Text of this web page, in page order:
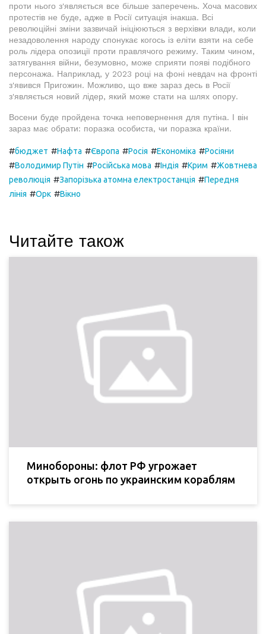
проти нього з'являється все більше заперечень. Хоча масових
протестів не буде, адже в Росії ситуація інакша. Всі
революційні зміни зазвичай ініціюються з верхівки влади, коли
незадоволення народу спонукає когось із еліти взяти на себе
роль лідера опозиції проти правлячого режиму. Таким чином,
затягування війни, безумовно, може сприяти появі подібного
персонажа. Наприклад, у 2023 році на фоні невдач на фронті
з'явився Пригожин. Можливо, що вже зараз десь в Росії
з'являється новий лідер, який може стати на шлях опору.
Восени буде пройдена точка неповернення для путіна. І він
зараз має обрати: поразка особиста, чи поразка країни.
#бюджет #Нафта #Європа #Росія #Економіка #Росіяни
#Володимир Путін #Російська мова #Індія #Крим #Жовтнева
революція #Запорізька атомна електростанція #Передня
лінія #Орк #Вікно
Читайте також
Минобороны: флот РФ угрожает
открыть огонь по украинским кораблям